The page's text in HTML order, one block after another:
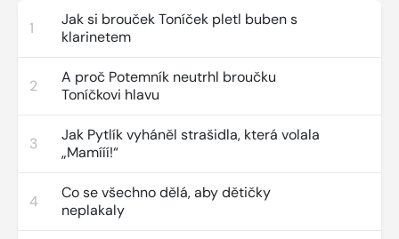
1
Jak si brouček Toníček pletl buben s
klarinetem
2
A proč Potemník neutrhl broučku
Toníčkovi hlavu
3
Jak Pytlík vyháněl strašidla, která volala
„Mamííí!“
4
Co se všechno dělá, aby dětičky
neplakaly